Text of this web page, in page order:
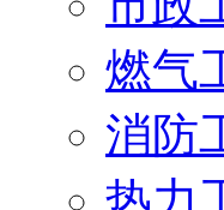
燃气
消防